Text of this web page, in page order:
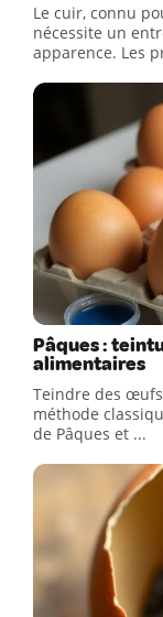
Le cuir, connu
nécessite un
apparence. Les
Pâques :
alimentaires
Teindre des
méthode
de Pâques et ...